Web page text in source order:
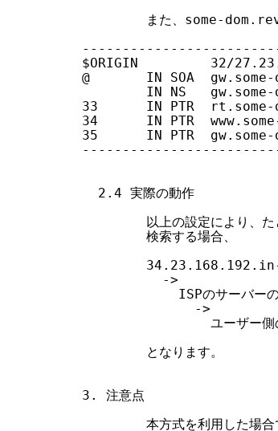
また、some-dom.rev
$ORIGIN         32/
@       IN SOA
IN NS   gw.some-
33      IN PTR  rt.some-
34      IN PTR
35      IN PTR  gw.some-
  2.4 実際の動作
以上の設定により、
        検索する場合、
          ->
ISPのサーバ
              ->
ユーザー
        となります。
3. 注意点
本方式を利用した場合